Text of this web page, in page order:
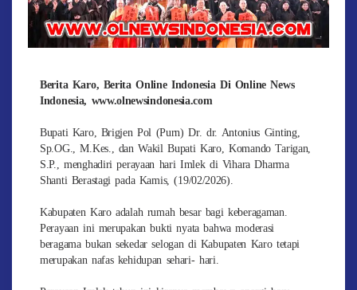
Berita Karo, Berita Online Indonesia Di Online News
Indonesia, www.olnewsindonesia.com
Bupati Karo, Brigjen Pol (Purn) Dr. dr. Antonius Ginting,
Sp.OG., M.Kes., dan Wakil Bupati Karo, Komando Tarigan,
S.P., menghadiri perayaan hari Imlek di Vihara Dharma
Shanti Berastagi pada Kamis, (19/02/2026).
Kabupaten Karo adalah rumah besar bagi keberagaman.
Perayaan ini merupakan bukti nyata bahwa moderasi
beragama bukan sekedar selogan di Kabupaten Karo tetapi
merupakan nafas kehidupan sehari- hari.